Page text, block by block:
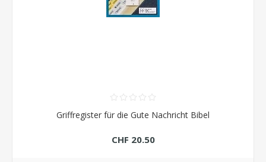
Griffregister für die Gute Nachricht Bibel
CHF 20.50